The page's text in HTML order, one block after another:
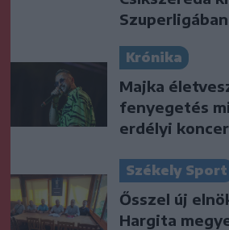
Szuperligában
Krónika
Majka
fenyegetés
erdélyi
Székely Sport
Ősszel új
Hargita